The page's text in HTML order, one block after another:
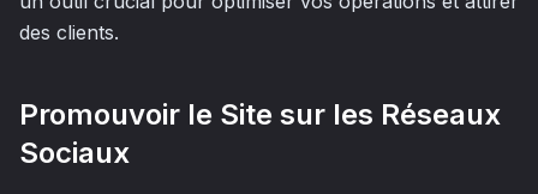
des clients.
Promouvoir le Site sur les Réseaux
Sociaux